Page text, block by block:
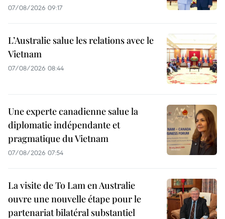
07/08/2026 09:17
L’Australie salue les relations avec le
Vietnam
07/08/2026 08:44
Une experte canadienne salue la
diplomatie indépendante et
pragmatique du Vietnam
07/08/2026 07:54
La visite de To Lam en Australie
ouvre une nouvelle étape pour le
partenariat bilatéral substantiel